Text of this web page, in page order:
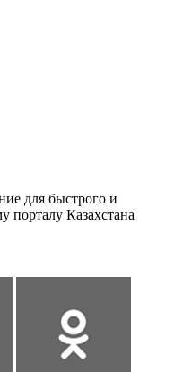
для быстрого и
порталу Казахстана